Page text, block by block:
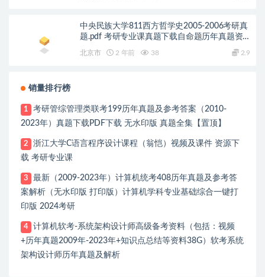
中央民族大学811西方哲学史2005-2006考研真
题.pdf 考研专业课真题下载自命题历年真题资
北京市 2 年前 38 2.9
销量排行榜
1
考研管综管理类联考199历年真题及参考答案（2010-
2023年）真题下载PDF下载 无水印版 真题全集【置顶】
2
浙江大学C语言程序设计课程（翁恺）视频及课件 资源下
载 考研专业课
3
最新（2009-2023年）计算机统考408历年真题及参考答
案解析（无水印版 打印版）计算机学科专业基础综合一键打
印版 2024考研
4
计算机软考-系统架构设计师高级备考资料（包括：视频
+历年真题2009年-2023年+知识点总结等资料38G）软考系统
架构设计师历年真题及解析